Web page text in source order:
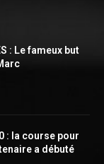
: Le fameux but
: la course pour
a débuté